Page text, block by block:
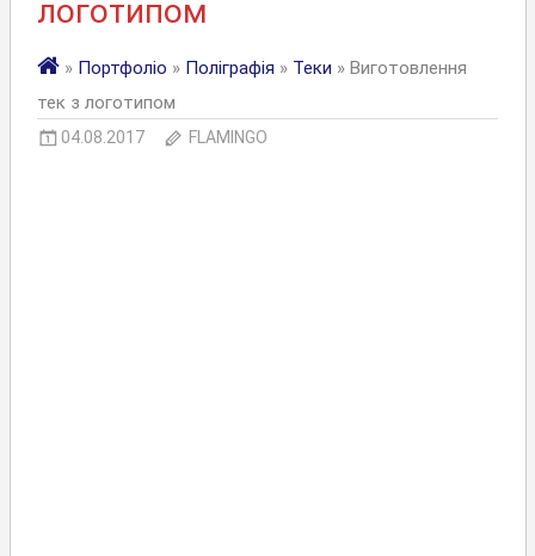
логотипом
» Портфоліо » Поліграфія » Теки » Виготовлення
тек з логотипом
04.08.2017 FLAMINGO